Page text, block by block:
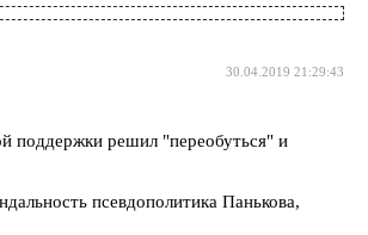
30.04.2019 21:29:43
поддержки решил "переобуться" и
псевдополитика Панькова,